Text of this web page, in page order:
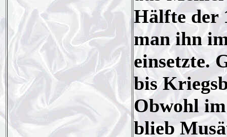
Hälfte der
man ihn
einsetzte.
bis
Obwohl
blieb